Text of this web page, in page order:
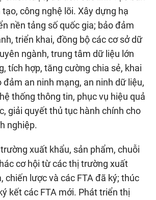
công nghệ lõi. Xây dựng hạ
nền tảng số quốc gia; bảo đảm
triển khai, đồng bộ các cơ sở dữ
ngành, trung tâm dữ liệu lớn
tích hợp, tăng cường chia sẻ, khai
đảm an ninh mạng, an ninh dữ liệu,
thống thông tin, phục vụ hiệu quả
giải quyết thủ tục hành chính cho
nghiệp.
xuất khẩu, sản phẩm, chuỗi
cơ hội từ các thị trường xuất
chiến lược và các FTA đã ký; thúc
kết các FTA mới. Phát triển thị